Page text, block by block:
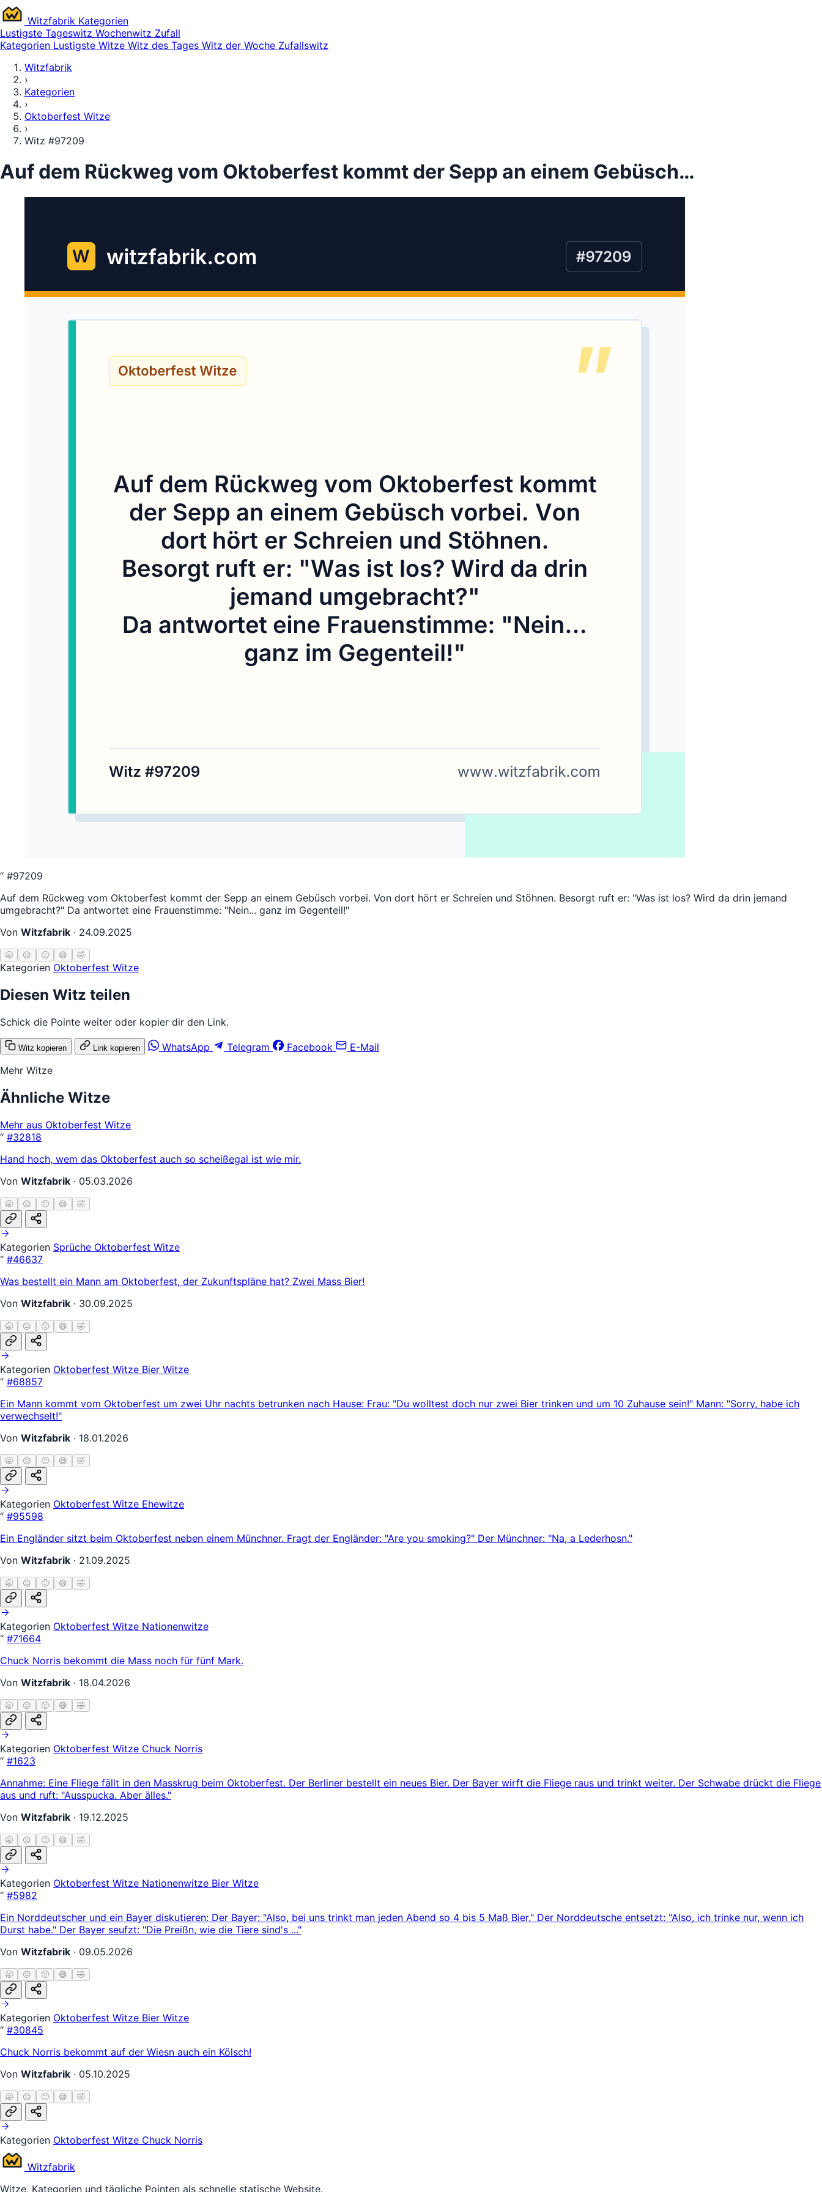
Witzfabrik Kategorien
Lustigste Tageswitz Wochenwitz Zufall
Kategorien Lustigste Witze Witz des Tages Witz der Woche Zufallswitz
Witzfabrik
›
Kategorien
›
Oktoberfest Witze
›
Witz #97209
Auf dem Rückweg vom Oktoberfest kommt der Sepp an einem Gebüsch…
“ #97209
Auf dem Rückweg vom Oktoberfest kommt der Sepp an einem Gebüsch vorbei. Von dort hört er Schreien und Stöhnen. Besorgt ruft er: "Was ist los? Wird da drin jemand
umgebracht?" Da antwortet eine Frauenstimme: "Nein... ganz im Gegenteil!"
Von Witzfabrik · 24.09.2025
🥱 😐 🙂 😄 🤣
Kategorien Oktoberfest Witze
Diesen Witz teilen
Schick die Pointe weiter oder kopier dir den Link.
Witz kopieren Link kopieren WhatsApp Telegram Facebook
E-Mail
Mehr Witze
Ähnliche Witze
Mehr aus Oktoberfest Witze
“ #32818
Hand hoch, wem das Oktoberfest auch so scheißegal ist wie mir.
Von Witzfabrik · 05.03.2026
🥱 😐 🙂 😄 🤣
Kategorien Sprüche Oktoberfest Witze
“ #46637
Was bestellt ein Mann am Oktoberfest, der Zukunftspläne hat? Zwei Mass Bier!
Von Witzfabrik · 30.09.2025
🥱 😐 🙂 😄 🤣
Kategorien Oktoberfest Witze Bier Witze
“ #68857
Ein Mann kommt vom Oktoberfest um zwei Uhr nachts betrunken nach Hause: Frau: "Du wolltest doch nur zwei Bier trinken und um 10 Zuhause sein!" Mann: "Sorry, habe ich
verwechselt!"
Von Witzfabrik · 18.01.2026
🥱 😐 🙂 😄 🤣
Kategorien Oktoberfest Witze Ehewitze
“ #95598
Ein Engländer sitzt beim Oktoberfest neben einem Münchner. Fragt der Engländer: "Are you smoking?" Der Münchner: "Na, a Lederhosn."
Von Witzfabrik · 21.09.2025
🥱 😐 🙂 😄 🤣
Kategorien Oktoberfest Witze Nationenwitze
“ #71664
Chuck Norris bekommt die Mass noch für fünf Mark.
Von Witzfabrik · 18.04.2026
🥱 😐 🙂 😄 🤣
Kategorien Oktoberfest Witze Chuck Norris
“ #1623
Annahme: Eine Fliege fällt in den Masskrug beim Oktoberfest. Der Berliner bestellt ein neues Bier. Der Bayer wirft die Fliege raus und trinkt weiter. Der Schwabe drückt die Fliege
aus und ruft: "Ausspucka. Aber älles."
Von Witzfabrik · 19.12.2025
🥱 😐 🙂 😄 🤣
Kategorien Oktoberfest Witze Nationenwitze Bier Witze
“ #5982
Ein Norddeutscher und ein Bayer diskutieren: Der Bayer: "Also, bei uns trinkt man jeden Abend so 4 bis 5 Maß Bier." Der Norddeutsche entsetzt: "Also, ich trinke nur, wenn ich
Durst habe." Der Bayer seufzt: "Die Preißn, wie die Tiere sind's ..."
Von Witzfabrik · 09.05.2026
🥱 😐 🙂 😄 🤣
Kategorien Oktoberfest Witze Bier Witze
“ #30845
Chuck Norris bekommt auf der Wiesn auch ein Kölsch!
Von Witzfabrik · 05.10.2025
🥱 😐 🙂 😄 🤣
Kategorien Oktoberfest Witze Chuck Norris
Witzfabrik
Witze, Kategorien und tägliche Pointen als schnelle statische Website.